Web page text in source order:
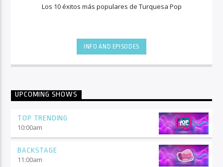
Los 10 éxitos más populares de Turquesa Pop
INFO AND EPISODES
UPCOMING SHOWS
TOP TRENDING
10:00am
BACKSTAGE
11:00am